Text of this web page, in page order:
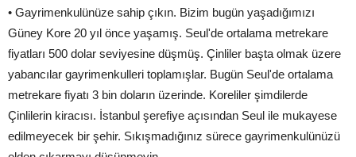
• Gayrimenkulünüze sahip çıkın. Bizim bugün yaşadığımızı
Güney Kore 20 yıl önce yaşamış. Seul'de ortalama metrekare
fiyatları 500 dolar seviyesine düşmüş. Çinliler başta olmak üzere
yabancılar gayrimenkulleri toplamışlar. Bugün Seul'de ortalama
metrekare fiyatı 3 bin doların üzerinde. Koreliler şimdilerde
Çinlilerin kiracısı. İstanbul şerefiye açısından Seul ile mukayese
edilmeyecek bir şehir. Sıkışmadığınız sürece gayrimenkulünüzü